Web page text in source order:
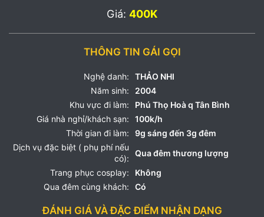
Giá: 400K
THÔNG TIN GÁI GỌI
Nghệ danh:
THẢO NHI
Năm sinh:
2004
Khu vực đi làm:
Phú Thọ Hoà q Tân Bình
Giá nhà nghỉ/khách sạn:
100k/h
Thời gian đi làm:
9g sáng đến 3g đêm
Dịch vụ đặc biệt ( phụ phí nếu
có):
Qua đêm thương lượng
Trang phục cosplay:
Không
Qua đêm cùng khách:
Có
ĐÁNH GIÁ VÀ ĐẶC ĐIỂM NHẬN DẠNG